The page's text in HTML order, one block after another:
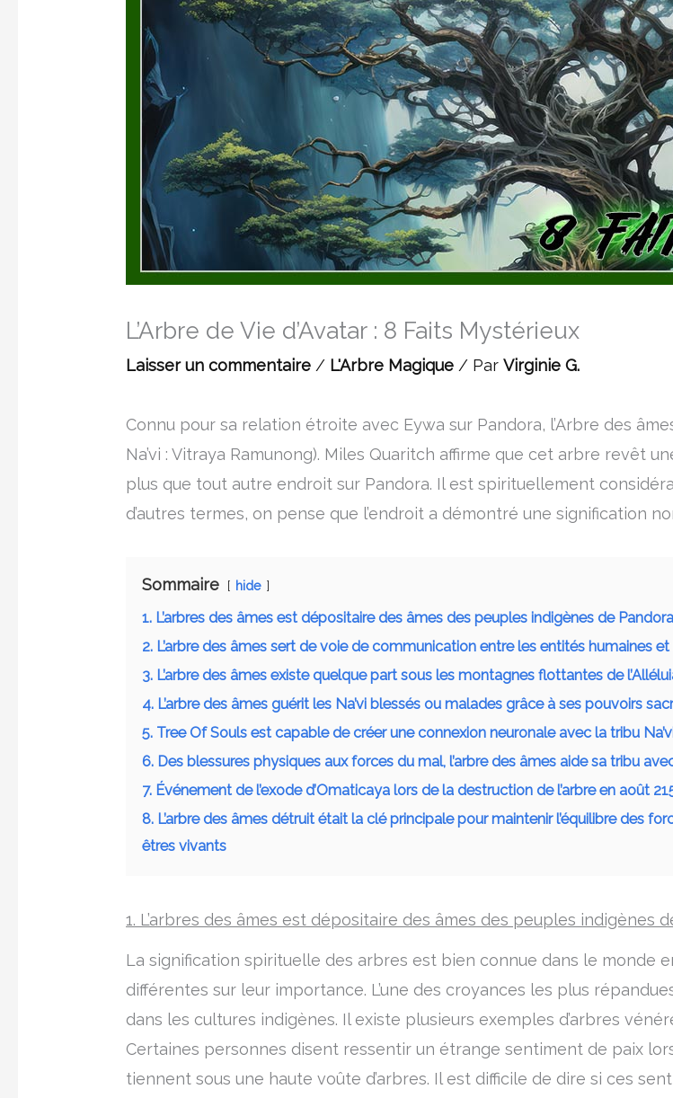
L’Arbre de Vie d’Avatar : 8 Faits Mystérieux
Laisser un commentaire / L'Arbre Magique / ParVirginie G.
Connu pour sa relation étroite avec Eywa sur Pandora, l’Arbre des
Na’vi : Vitraya Ramunong). Miles Quaritch affirme que cet arbre revêt
plus que tout autre endroit sur Pandora. Il est spirituellement
d’autres termes, on pense que l’endroit a démontré une signification
Sommaire hide
1. L’arbres des âmes est dépositaire des âmes des peuples indigènes de Pandora
2. L’arbre des âmes sert de voie de communication entre les entités humaines
3. L’arbre des âmes existe quelque part sous les montagnes flottantes de
4. L’arbre des âmes guérit les Na’vi blessés ou malades grâce à ses pouvoirs
5. Tree Of Souls est capable de créer une connexion neuronale avec la tribu
6. Des blessures physiques aux forces du mal, l’arbre des âmes aide sa tribu
7. Événement de l’exode d’Omaticaya lors de la destruction de l’arbre en août
8. L’arbre des âmes détruit était la clé principale pour maintenir l’équilibre des
êtres vivants
1. L’arbres des âmes est dépositaire des âmes des peuples indigènes
La signification spirituelle des arbres est bien connue dans le monde
différentes sur leur importance. L’une des croyances les plus
dans les cultures indigènes. Il existe plusieurs exemples d’arbres
Certaines personnes disent ressentir un étrange sentiment de paix
tiennent sous une haute voûte d’arbres. Il est difficile de dire si ces